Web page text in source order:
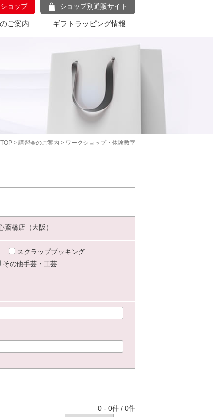
ョップ ショップ別通販サイト
ご案内 ギフトラッピング情報
TOP > 講習会のご案内 > ワークショップ・体験教室
斎橋店（大阪）
スクラップブッキング
その他手芸・工芸
0 - 0件 / 0件